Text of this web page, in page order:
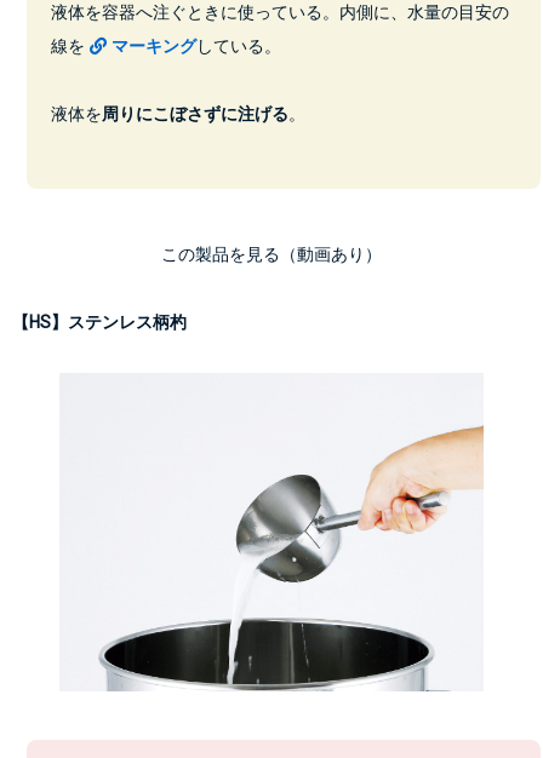
液体を容器へ注ぐときに使っている。内側に、水量の目安の
線を
マーキングしている。
液体を周りにこぼさずに注げる。
この製品を見る（動画あり）
【HS】ステンレス柄杓